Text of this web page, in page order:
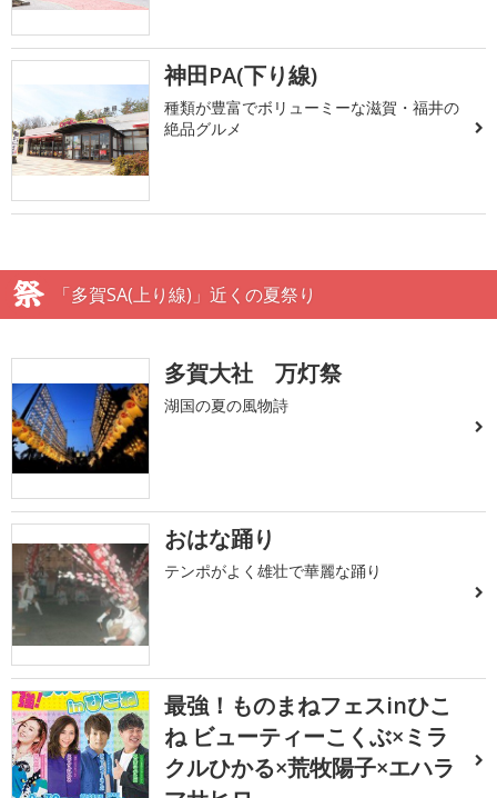
神田PA(下り線)
種類が豊富でボリューミーな滋賀・福井の
絶品グルメ
「多賀SA(上り線)」近くの夏祭り
多賀大社 万灯祭
湖国の夏の風物詩
おはな踊り
テンポがよく雄壮で華麗な踊り
最強！ものまねフェスinひこ
ね ビューティーこくぶ×ミラ
クルひかる×荒牧陽子×エハラ